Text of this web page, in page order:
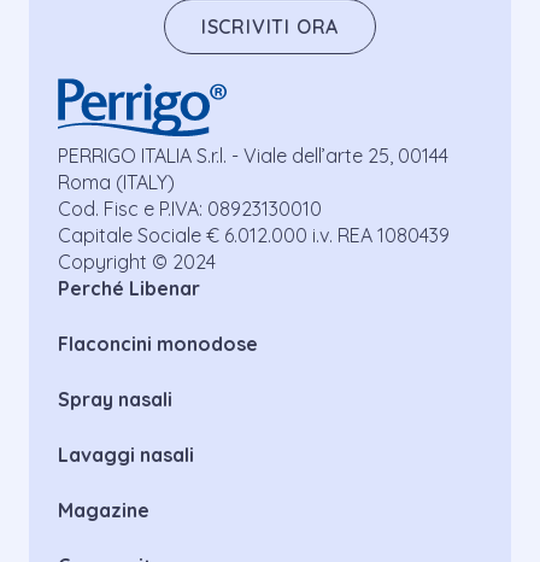
ISCRIVITI ORA
PERRIGO ITALIA S.r.l. - Viale dell’arte 25, 00144
Roma (ITALY)
Cod. Fisc e P.IVA: 08923130010
Capitale Sociale € 6.012.000 i.v. REA 1080439
Copyright © 2024
Perché Libenar
Flaconcini monodose
Spray nasali
Lavaggi nasali
Magazine